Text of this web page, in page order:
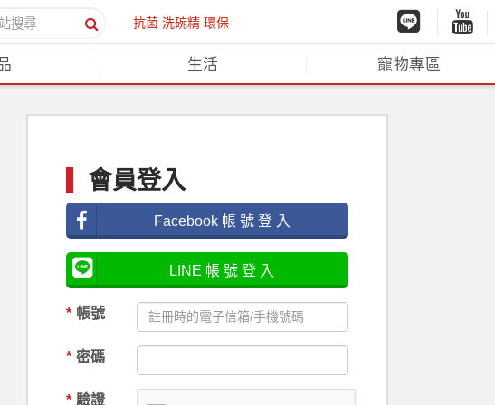
抗菌 洗碗精 環保
生活 寵物專區
會員登入
Facebook 帳 號 登 入
LINE 帳 號 登 入
* 帳號
* 密碼
* 驗證